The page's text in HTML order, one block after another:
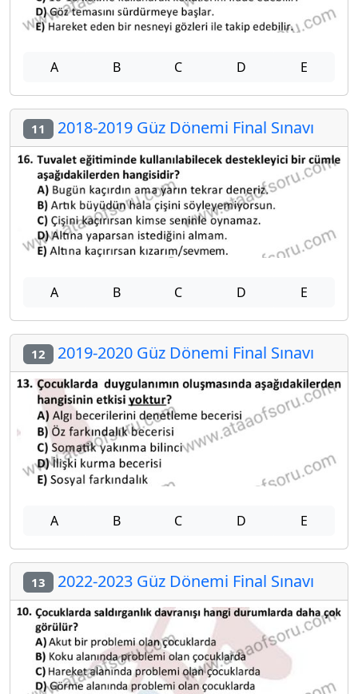
A B C D E
11 2018-2019 Güz Dönemi Final Sınavı
A B C D E
12 2019-2020 Güz Dönemi Final Sınavı
A B C D E
13 2022-2023 Güz Dönemi Final Sınavı